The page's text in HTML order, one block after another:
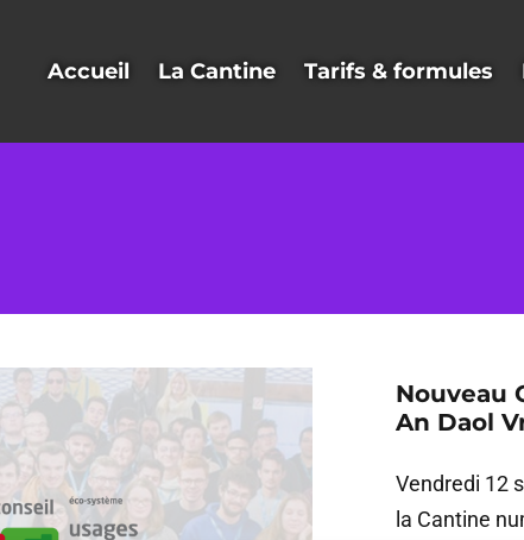
Accueil La Cantine Tarifs & formules
Nouveau
An Daol
Vendredi 12
la Cantine